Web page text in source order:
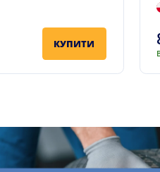
КУПИТИ